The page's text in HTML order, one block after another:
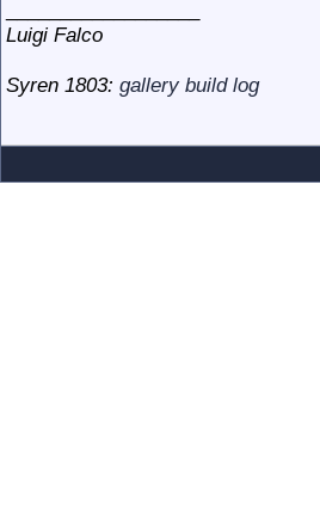
Luigi Falco
Syren 1803: gallery build log